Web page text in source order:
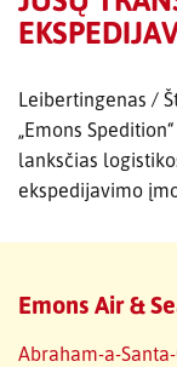
SLEDOVÁNÍ
POPTÁVKA
Leibertingenas /
„Emons
lanksčias
ekspedijavimo
Emons Air &
Abraham-a-